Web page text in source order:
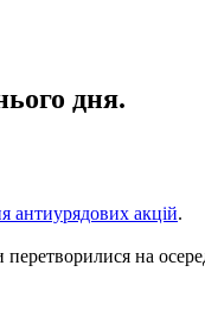
дня.
антиурядових акцій.
на